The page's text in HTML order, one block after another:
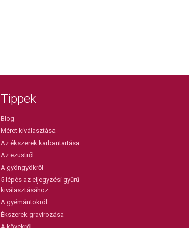
Tippek
Blog
Méret kiválasztása
Az ékszerek karbantartása
Az ezüstről
A gyöngyökről
5 lépés az eljegyzési gyűrű
kiválasztásához
A gyémántokról
Ékszerek gravírozása